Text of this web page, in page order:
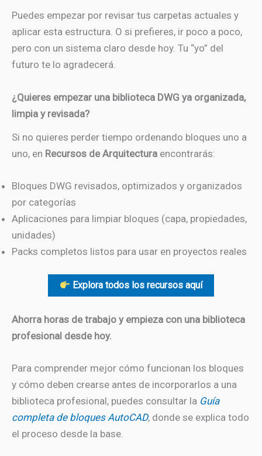
Puedes empezar por revisar tus carpetas actuales y
aplicar esta estructura. O si prefieres, ir poco a poco,
pero con un sistema claro desde hoy. Tu “yo” del
futuro te lo agradecerá.
¿Quieres empezar una biblioteca DWG ya organizada,
limpia y revisada?
Si no quieres perder tiempo ordenando bloques uno a
uno, en Recursos de Arquitectura encontrarás:
Bloques DWG revisados, optimizados y organizados
por categorías
Aplicaciones para limpiar bloques (capa, propiedades,
unidades)
Packs completos listos para usar en proyectos reales
Explora todos los recursos aquí
Ahorra horas de trabajo y empieza con una biblioteca
profesional desde hoy.
Para comprender mejor cómo funcionan los bloques
y cómo deben crearse antes de incorporarlos a una
biblioteca profesional, puedes consultar la Guía
completa de bloques AutoCAD, donde se explica todo
el proceso desde la base.